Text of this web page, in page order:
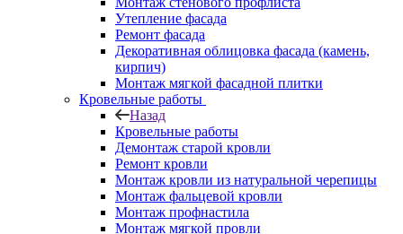
Утепление фасада
Ремонт фасада
Декоративная облицовка фасада (камень,
кирпич)
Монтаж мягкой фасадной плитки
Кровельные работы
Назад
Кровельные работы
Демонтаж старой кровли
Ремонт кровли
Монтаж кровли из натуральной черепицы
Монтаж фальцевой кровли
Монтаж профнастила
Монтаж мягкой провли